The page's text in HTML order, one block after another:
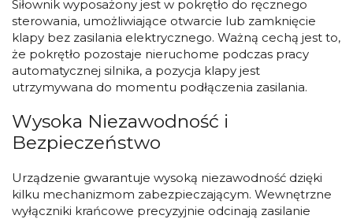
Siłownik wyposażony jest w pokrętło do ręcznego
sterowania, umożliwiające otwarcie lub zamknięcie
klapy bez zasilania elektrycznego. Ważną cechą jest to,
że pokrętło pozostaje nieruchome podczas pracy
automatycznej silnika, a pozycja klapy jest
utrzymywana do momentu podłączenia zasilania.
Wysoka Niezawodność i
Bezpieczeństwo
Urządzenie gwarantuje wysoką niezawodność dzięki
kilku mechanizmom zabezpieczającym. Wewnętrzne
wyłączniki krańcowe precyzyjnie odcinają zasilanie